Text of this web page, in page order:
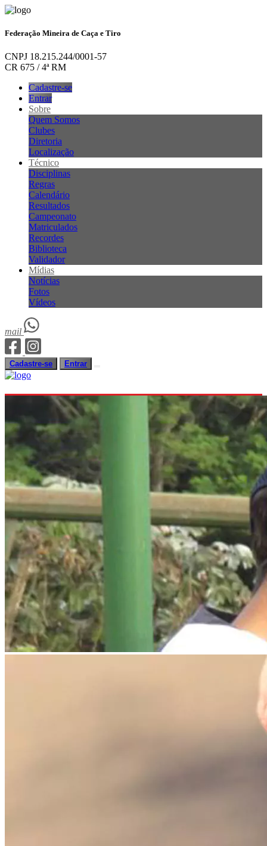
Federação Mineira de Caça e Tiro
CNPJ 18.215.244/0001-57
CR 675 / 4ª RM
Cadastre-se
Entrar
Sobre
Quem Somos
Clubes
Diretoria
Localização
Técnico
Disciplinas
Regras
Calendário
Resultados
Campeonato
Matriculados
Recordes
Biblioteca
Validador
Mídias
Notícias
Fotos
Vídeos
mail
Cadastre-se Entrar